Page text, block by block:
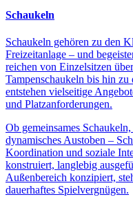
Schaukeln
Schaukeln gehören zu den
Freizeitanlage – und
reichen von Einzelsitzen
Tampenschaukeln bis hin
entstehen vielseitige
und Platzanforderungen.
Ob gemeinsames
dynamisches Austoben –
Koordination und soziale
konstruiert, langlebig
Außenbereich konzipiert,
dauerhaftes Spielvergnügen.